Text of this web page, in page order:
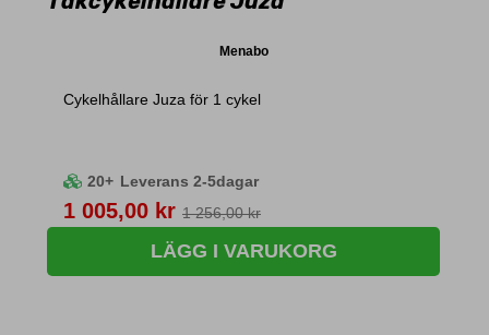
Menabo
Cykelhållare Juza för 1 cykel
20+ Leverans 2-5dagar
Pris
1 005,00 kr 1 256,00 kr
LÄGG I VARUKORG